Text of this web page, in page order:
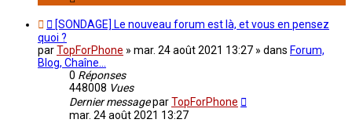
[SONDAGE] Le nouveau forum est là, et vous en pensez
quoi ?
parTopForPhone » mar. 24 août 2021 13:27 » dans Forum,
Blog, Chaîne...
0 Réponses
448008 Vues
Dernier messageparTopForPhone
mar. 24 août 2021 13:27